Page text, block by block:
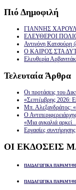
Πιό Δημοφιλή
ΓΙΑΝΝΗΣ
ΕΛΕΥΘΕΡΟΙ
Αντιγόνη Κατσούρη
Ο ΚΑΙΡΟΣ ΣΤΑ
Ελευθερία
Τελευταία Άρθρα
Οι προτάσεις του
«Σεπτέμβρης 2026:
Μπ. Αλεξανδράτος:
Ο
«Μια αγκαλιά
Εργασίες
ΟΙ ΕΚΔΟΣΕΙΣ
ΠΑΙΔΑΓΩΓΙΚΑ
ΠΑΙΔΑΓΩΓΙΚΑ